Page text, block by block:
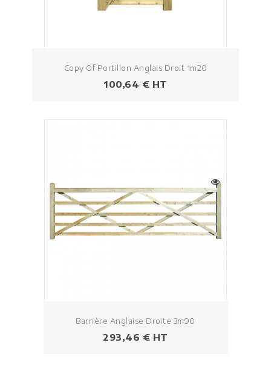
Copy Of Portillon Anglais Droit 1m20
Prezzo
100,64 € HT
Barrière Anglaise Droite 3m90
Prezzo
293,46 € HT